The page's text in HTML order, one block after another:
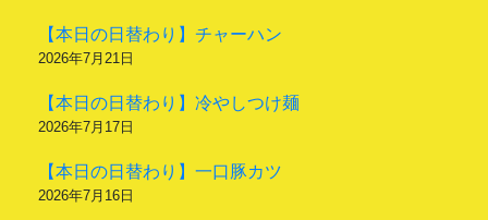
【本日の日替わり】チャーハン
2026年7月21日
【本日の日替わり】冷やしつけ麺
2026年7月17日
【本日の日替わり】一口豚カツ
2026年7月16日